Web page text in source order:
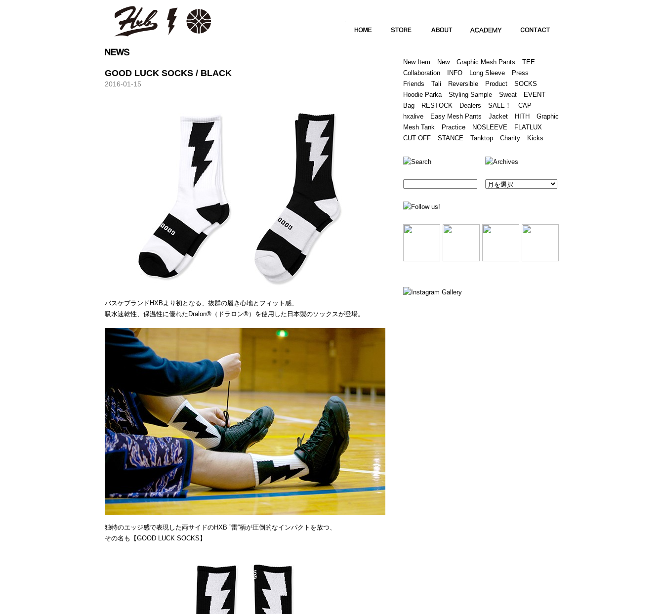
GOOD LUCK SOCKS / BLACK
2016-01-15
バスケブランドHXBより初となる、抜群の履き心地とフィット感、
吸水速乾性、保温性に優れたDralon®（ドラロン®）を使用した日本製のソックスが登場。
独特のエッジ感で表現した両サイドのHXB ”雷”柄が圧倒的なインパクトを放つ、
その名も【GOOD LUCK SOCKS】
New Item New Graphic Mesh Pants
TEE
Collaboration
INFO Long Sleeve
Press
Friends
Tali Reversible Product
SOCKS
Hoodie Parka
Styling Sample Sweat
EVENT
Bag
RESTOCK Dealers SALE！
CAP
hxalive
Easy Mesh Pants Jacket HITH
Graphic
Mesh Tank
Practice NOSLEEVE
FLATLUX
CUT OFF
STANCE Tanktop Charity Kicks